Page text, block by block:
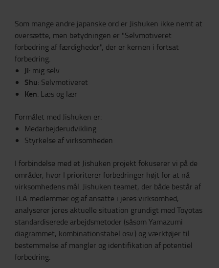
Som mange andre japanske ord er Jishuken ikke nemt at
oversætte, men betydningen er "Selvmotiveret
forbedring af færdigheder", der er kernen i fortsat
forbedring.
Ji: mig selv
Shu: Selvmotiveret
Ken: Læs og lær
Formålet med Jishuken er:
Medarbejderudvikling
Styrkelse af virksomheden
I forbindelse med et Jishuken projekt fokuserer vi på de
områder, hvor I prioriterer forbedringer højt for at nå
virksomhedens mål. Jishuken teamet, der både består af
TLA medlemmer og af ansatte i jeres virksomhed,
analyserer jeres aktuelle situation grundigt med Toyotas
standardiserede arbejdsmetoder (såsom Yamazumi
diagrammet, kombinationstabel osv.) og værktøjer til
bestemmelse af mangler og identifikation af potentiel
forbedring.